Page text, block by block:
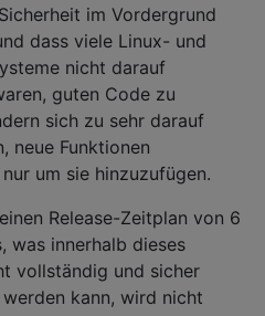
im Vordergrund
dass viele Linux- und
nicht darauf
guten Code zu
sich zu sehr darauf
neue Funktionen
um sie hinzuzufügen.
Release-Zeitplan von 6
was innerhalb dieses
vollständig und sicher
kann, wird nicht